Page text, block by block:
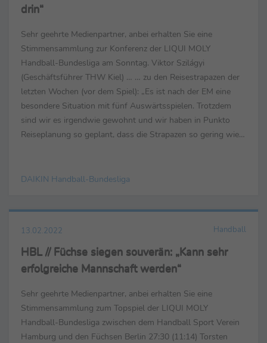
drin“
Sehr geehrte Medienpartner, anbei erhalten Sie eine
Stimmensammlung zur Konferenz der LIQUI MOLY
Handball-Bundesliga am Sonntag. Viktor Szilágyi
(Geschäftsführer THW Kiel) … … zu den Reisestrapazen der
letzten Wochen (vor dem Spiel): „Es ist nach der EM eine
besondere Situation mit fünf Auswärtsspielen. Trotzdem
sind wir es irgendwie gewohnt und wir haben in Punkto
Reiseplanung so geplant, dass die Strapazen so gering wie
DAIKIN Handball-Bundesliga
13.02.2022 Handball
HBL // Füchse siegen souverän: „Kann sehr
erfolgreiche Mannschaft werden“
Sehr geehrte Medienpartner, anbei erhalten Sie eine
Stimmensammlung zum Topspiel der LIQUI MOLY
Handball-Bundesliga zwischen dem Handball Sport Verein
Hamburg und den Füchsen Berlin 27:30 (11:14) Torsten